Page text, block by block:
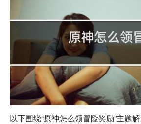
以下围绕“原神怎么领冒险奖励”主题